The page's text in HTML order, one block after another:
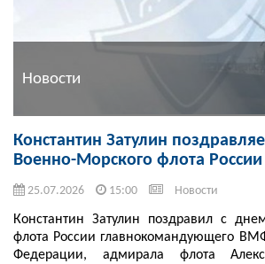
Новости
Константин Затулин
Военно-Морского флота России
25.07.2026 15:00 Новости
Константин Затулин поздравил с
флота России главнокомандующего
Федерации, адмирала флота